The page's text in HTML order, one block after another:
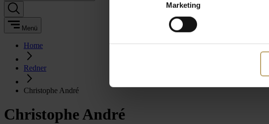
Marketing
Menü
Home
Redner
Christophe André
Christophe André